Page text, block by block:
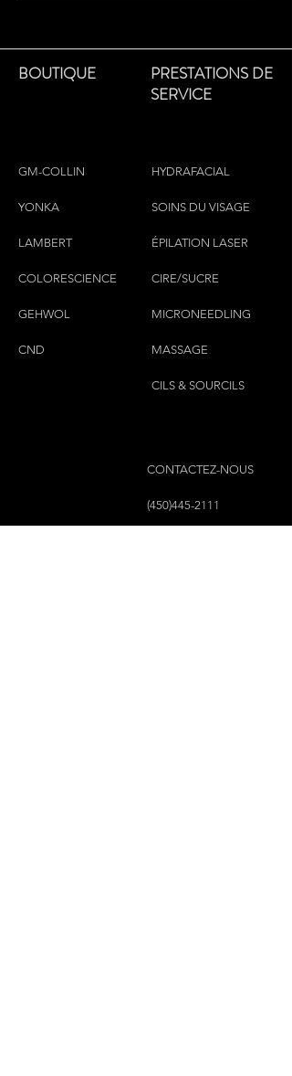
BOUTIQUE
PRESTATIONS DE
SERVICE
GM-COLLIN
YONKA
LAMBERT
COLORESCIENCE
GEHWOL
CND
HYDRAFACIAL
SOINS DU VISAGE
ÉPILATION LASER
CIRE/SUCRE
MICRONEEDLING
MASSAGE
CILS & SOURCILS
CONTACTEZ-NOUS
(450)445-2111